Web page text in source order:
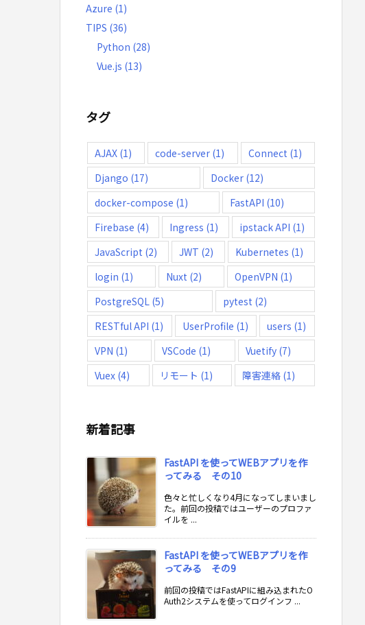
Azure (1)
TIPS (36)
Python (28)
Vue.js (13)
タグ
AJAX (1) code-server (1) Connect (1)
Django (17) Docker(12)
docker-compose (1) FastAPI (10)
Firebase (4) Ingress (1) ipstack API (1)
JavaScript (2) JWT (2) Kubernetes (1)
login (1) Nuxt (2) OpenVPN (1)
PostgreSQL (5) pytest (2)
RESTful API (1) UserProfile (1) users (1)
VPN (1) VSCode (1) Vuetify(7)
Vuex (4) リモート (1) 障害連絡 (1)
新着記事
FastAPI を使ってWEBアプリを作
ってみる その10
色々と忙しくなり4月になってしまいまし
た。前回の投稿ではユーザーのプロファ
イルを ...
FastAPI を使ってWEBアプリを作
ってみる その9
前回の投稿ではFastAPIに組み込まれたO
Auth2システムを使ってログインフ ...